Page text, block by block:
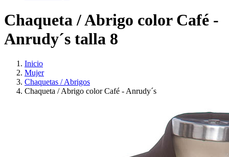
Chaqueta / Abrigo color Café -
Anrudy´s talla 8
Inicio
Mujer
Chaquetas / Abrigos
Chaqueta / Abrigo color Café - Anrudy´s